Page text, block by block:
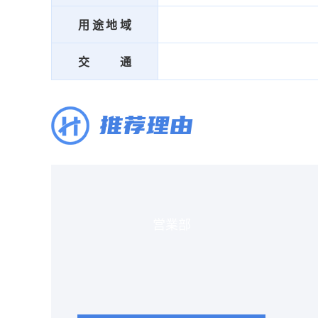
用途地域
交通
推荐理由